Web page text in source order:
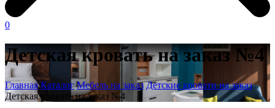
0
Детская кровать на заказ №4
Главная Каталог Мебель на заказ Детские кровати на заказ
Детская кровать на заказ №4